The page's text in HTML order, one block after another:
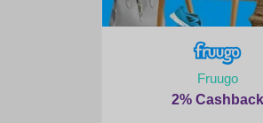
Fruugo
2% Cashback